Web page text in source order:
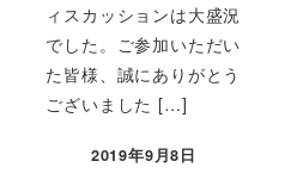
ィスカッションは大盛況
でした。ご参加いただい
た皆様、誠にありがとう
ございました […]
投稿日
2019年9月8日